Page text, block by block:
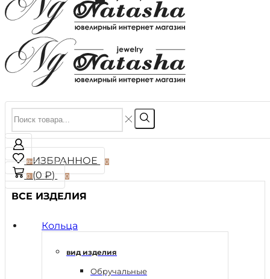
0ИЗБРАННОЕ 0
0(0₽) 0
ВСЕ ИЗДЕЛИЯ
Кольца
вид изделия
Обручальные